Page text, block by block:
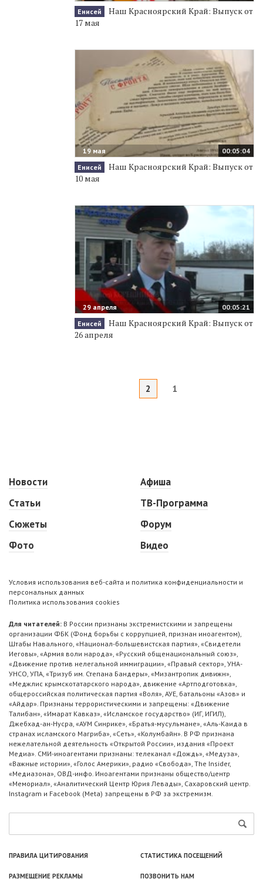
Енисей
Наш Красноярский Край: Выпуск от
17 мая
00:05:04
19 мая
Енисей
Наш Красноярский Край: Выпуск от
10 мая
00:05:21
29 апреля
Енисей
Наш Красноярский Край: Выпуск от
26 апреля
2 1
Новости
Статьи
Сюжеты
Фото
Афиша
ТВ-Программа
Форум
Видео
Условия использования веб-сайта и политика конфиденциальности и
персональных данных
Политика использования cookies
Для читателей: В России признаны экстремистскими и запрещены
организации ФБК (Фонд борьбы с коррупцией, признан иноагентом),
Штабы Навального, «Национал-большевистская партия», «Свидетели
Иеговы», «Армия воли народа», «Русский общенациональный союз»,
«Движение против нелегальной иммиграции», «Правый сектор», УНА-
УНСО, УПА, «Тризуб им. Степана Бандеры», «Мизантропик дивижн»,
«Меджлис крымскотатарского народа», движение «Артподготовка»,
общероссийская политическая партия «Воля», АУЕ, батальоны «Азов» и
«Айдар». Признаны террористическими и запрещены: «Движение
Талибан», «Имарат Кавказ», «Исламское государство» (ИГ, ИГИЛ),
Джебхад-ан-Нусра, «АУМ Синрике», «Братья-мусульмане», «Аль-Каида в
странах исламского Магриба», «Сеть», «Колумбайн». В РФ признана
нежелательной деятельность «Открытой России», издания «Проект
Медиа». СМИ-иноагентами признаны: телеканал «Дождь», «Медуза»,
«Важные истории», «Голос Америки», радио «Свобода», The Insider,
«Медиазона», ОВД-инфо. Иноагентами признаны общество/центр
«Мемориал», «Аналитический Центр Юрия Левады», Сахаровский центр.
Instagram и Facebook (Metа) запрещены в РФ за экстремизм.
ПРАВИЛА ЦИТИРОВАНИЯ СТАТИСТИКА ПОСЕЩЕНИЙ
РАЗМЕЩЕНИЕ РЕКЛАМЫ ПОЗВОНИТЬ НАМ